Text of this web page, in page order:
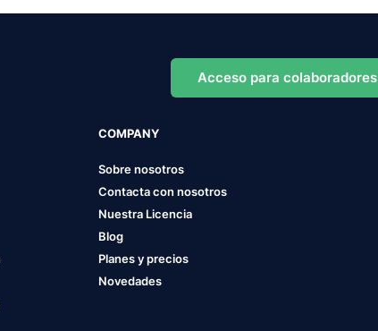
Acceso para colaboradores
COMPANY
Sobre nosotros
Contacta con nosotros
Nuestra Licencia
Blog
Planes y precios
Novedades